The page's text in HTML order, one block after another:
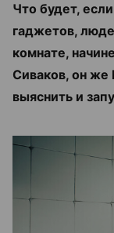
Что будет,
гаджетов,
комнате,
Сиваков, он же
выяснить и